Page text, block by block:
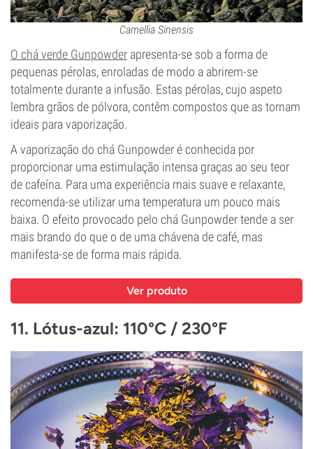
Camellia Sinensis
O chá verde Gunpowder apresenta-se sob a forma de
pequenas pérolas, enroladas de modo a abrirem-se
totalmente durante a infusão. Estas pérolas, cujo aspeto
lembra grãos de pólvora, contêm compostos que as tornam
ideais para vaporização.
A vaporização do chá Gunpowder é conhecida por
proporcionar uma estimulação intensa graças ao seu teor
de cafeína. Para uma experiência mais suave e relaxante,
recomenda-se utilizar uma temperatura um pouco mais
baixa. O efeito provocado pelo chá Gunpowder tende a ser
mais brando do que o de uma chávena de café, mas
manifesta-se de forma mais rápida.
Ver produto
11. Lótus-azul: 110°C / 230°F